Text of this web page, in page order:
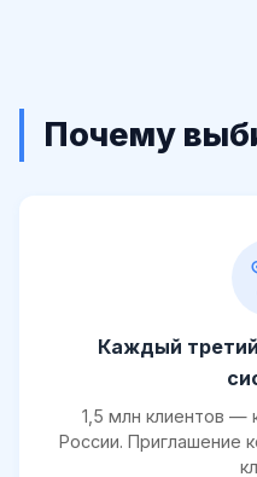
Почему
Каждый
1,5 млн клиентов —
России. Приглашение